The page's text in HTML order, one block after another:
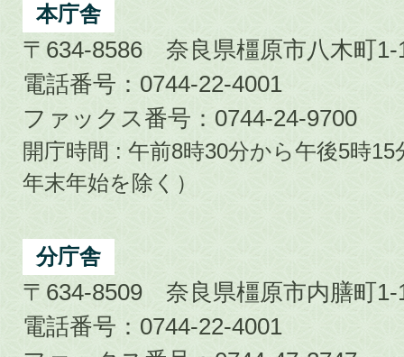
City
本庁舎
〒634-8586 奈良県橿原市八木町1-
電話番号：0744-22-4001
ファックス番号：0744-24-9700
開庁時間 : 午前8時30分から午後5時
年末年始を除く）
分庁舎
〒634-8509 奈良県橿原市内膳町1-
電話番号：0744-22-4001